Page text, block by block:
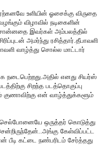
உளியின் ஓசைக்கு விருதை
விழாவில் நடிகைளின்
சொன்னதை இவர்கள் அம்பலத்தில்
அமர்ந்து ரசித்தார்.தீபாவளி
வாழ்த்து சொல்ல மாட்டார்
நடைபெற்றது.அதில் எனது சியர்ஸ்
சிறந்த படத்தொகுப்பு
குணாவிற்கு என் வாழ்த்துக்களூம்
செல்போனையே ஒருத்தர் கொடுத்து
கேள்விப்பட்ட
பீடி கட்டை நண்பரிடம் சேர்த்தது